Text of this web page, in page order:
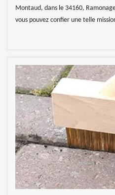
Montaud, dans le 34160,
vous pouvez confier une telle